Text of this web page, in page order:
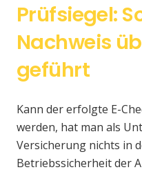
Prüfsiegel:
Nachweis
geführt
Kann der erfolgte E-
werden, hat man als
Versicherung nichts in
Betriebssicherheit der